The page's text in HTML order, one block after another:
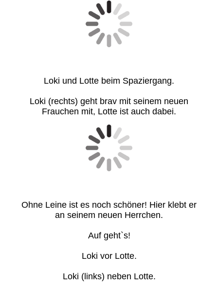
Loki und Lotte beim Spaziergang.
Loki (rechts) geht brav mit seinem neuen
Frauchen mit, Lotte ist auch dabei.
Ohne Leine ist es noch schöner! Hier klebt er
an seinem neuen Herrchen.
Auf geht`s!
Loki vor Lotte.
Loki (links) neben Lotte.